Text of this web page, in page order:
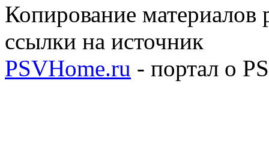
Копирование материалов
ссылки на источник
PSVHome.ru - портал о